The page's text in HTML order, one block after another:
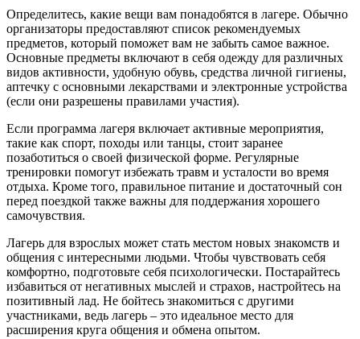
Определитесь, какие вещи вам понадобятся в лагере. Обычно
организаторы предоставляют список рекомендуемых
предметов, который поможет вам не забыть самое важное.
Основные предметы включают в себя одежду для различных
видов активности, удобную обувь, средства личной гигиены,
аптечку с основными лекарствами и электронные устройства
(если они разрешены правилами участия).
Если программа лагеря включает активные мероприятия,
такие как спорт, походы или танцы, стоит заранее
позаботиться о своей физической форме. Регулярные
тренировки помогут избежать травм и усталости во время
отдыха. Кроме того, правильное питание и достаточный сон
перед поездкой также важны для поддержания хорошего
самочувствия.
Лагерь для взрослых может стать местом новых знакомств и
общения с интересными людьми. Чтобы чувствовать себя
комфортно, подготовьте себя психологически. Постарайтесь
избавиться от негативных мыслей и страхов, настройтесь на
позитивный лад. Не бойтесь знакомиться с другими
участниками, ведь лагерь – это идеальное место для
расширения круга общения и обмена опытом.